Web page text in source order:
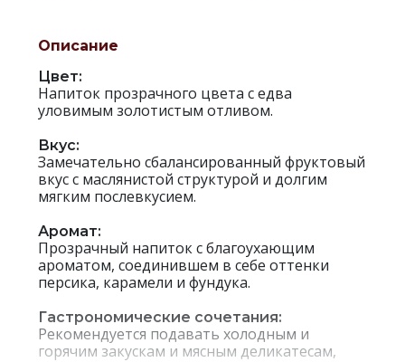
Описание
Цвет:
Напиток прозрачного цвета с едва
уловимым золотистым отливом.
Вкус:
Замечательно сбалансированный фруктовый
вкус с маслянистой структурой и долгим
мягким послевкусием.
Аромат:
Прозрачный напиток с благоухающим
ароматом, соединившем в себе оттенки
персика, карамели и фундука.
Гастрономические сочетания:
Рекомендуется подавать холодным и
горячим закускам и мясным деликатесам,